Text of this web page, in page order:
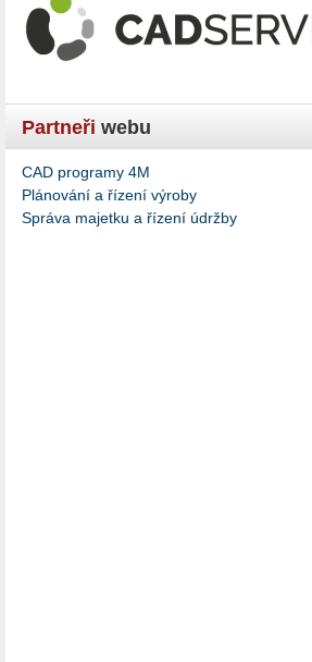
Partneři webu
CAD programy 4M
Plánování a řízení výroby
Správa majetku a řízení údržby